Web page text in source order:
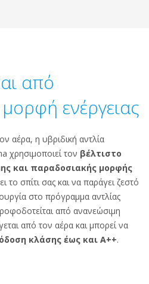
από
ενέργειας
αέρα, η υβριδική αντλία
χρησιμοποιεί τον βέλτιστο
και παραδοσιακής μορφής
το σπίτι σας και να παράγει ζεστό
στο πρόγραμμα αντλίας
από ανανεώσιμη
από τον αέρα και μπορεί να
κλάσης έως και Α++.